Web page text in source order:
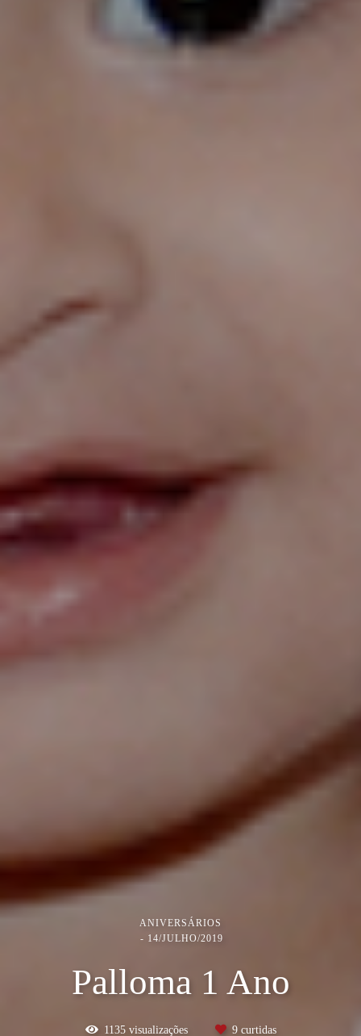
ANIVERSÁRIOS
14/JULHO/2019
Palloma 1 Ano
1135visualizações 9curtidas